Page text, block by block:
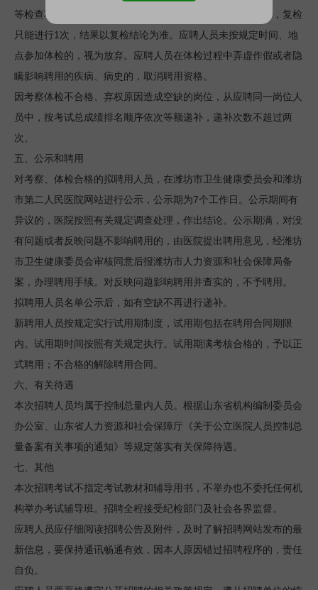
等检查项目。对按规定需要复检的，不得在原体检医院进行，复检
只能进行1 次，结果以复检结论为准。应聘人员未按规定时间、地
点参加体检的，视为放弃。应聘人员在体检过程中弄虚作假或者隐
瞒影响聘用的疾病、病史的，取消聘用资格。
因考察体检不合格、弃权原因造成空缺的岗位，从应聘同一岗位人
员中，按考试总成绩排名顺序依次等额递补，递补次数不超过两
次。
五、公示和聘用
对考察、体检合格的拟聘用人员，在潍坊市卫生健康委员会和潍坊
市第二人民医院网站进行公示，公示期为7个工作日。公示期间有
异议的，医院按照有关规定调查处理，作出结论。公示期满，对没
有问题或者反映问题不影响聘用的，由医院提出聘用意见，经潍坊
市卫生健康委员会审核同意后报潍坊市人力资源和社会保障局备
案，办理聘用手续。对反映问题影响聘用并查实的，不予聘用。
拟聘用人员名单公示后，如有空缺不再进行递补。
新聘用人员按规定实行试用期制度，试用期包括在聘用合同期限
内。试用期时间按照有关规定执行。试用期满考核合格的，予以正
式聘用；不合格的解除聘用合同。
六、有关待遇
本次招聘人员均属于控制总量内人员。根据山东省机构编制委员会
办公室、山东省人力资源和社会保障厅《关于公立医院人员控制总
量备案有关事项的通知》等规定落实有关保障待遇。
七、其他
本次招聘考试不指定考试教材和辅导用书，不举办也不委托任何机
构举办考试辅导班。招聘全程接受纪检部门及社会各界监督。
应聘人员应仔细阅读招聘公告及附件，及时了解招聘网站发布的最
新信息，要保持通讯畅通有效，因本人原因错过招聘程序的，责任
自负。